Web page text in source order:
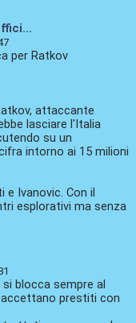
per Ratkov
attaccante
lasciare l'Italia
su un
intorno ai 15 milioni
Ivanovic. Con il
esplorativi ma senza
blocca sempre al
prestiti con